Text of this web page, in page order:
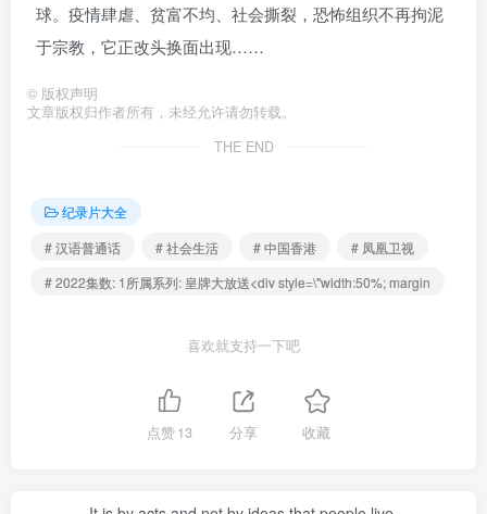
球。疫情肆虐、贫富不均、社会撕裂，恐怖组织不再拘泥
于宗教，它正改头换面出现……
© 版权声明
文章版权归作者所有，未经允许请勿转载。
THE END
纪录片大全
# 汉语普通话
# 社会生活 # 中国香港
# 凤凰卫视
# 2022集数: 1所属系列: 皇牌大放送<div style=\"width:50%; margin
喜欢就支持一下吧
点赞13 分享 收藏